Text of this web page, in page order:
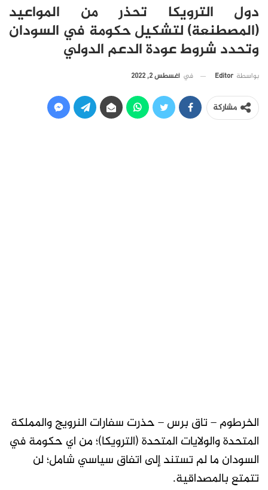
دول الترويكا تحذر من المواعيد
(المصطنعة) لتشكيل حكومة في السودان
وتحدد شروط عودة الدعم الدولي
بواسطة Editor في أغسطس 2, 2022
مشاركة
الخرطوم – تاق برس – حذرت سفارات النرويج والمملكة
المتحدة والولايات المتحدة (الترويكا)؛ من اي حكومة في
السودان ما لم تستند إلى اتفاق سياسي شامل؛ لن
تتمتع بالمصداقية.